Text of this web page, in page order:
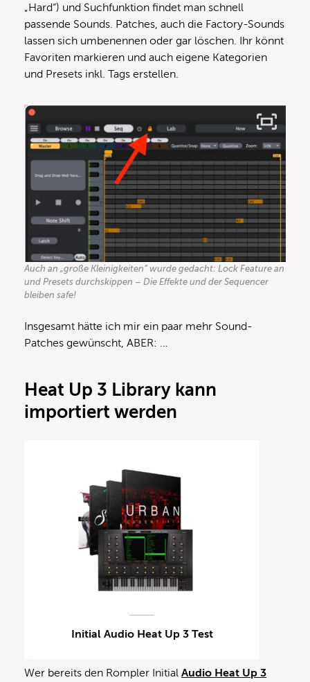
„Hard“) und Suchfunktion findet man schnell
passende Sounds. Patches, auch die Factory-Sounds
lassen sich umbenennen oder gar löschen. Ihr könnt
Favoriten markieren und auch eigene Kategorien
und Presets inkl. Tags erstellen.
Auch an „große Kleinigkeiten“ wurde gedacht: Lock Feature an
und Presets durchskippen – Die Effekte und der Sequencer
bleiben safe!
Insgesamt hätte ich mir ein paar mehr Sound-
Patches gewünscht, ABER: …
Heat Up 3 Library kann
importiert werden
Initial Audio Heat Up 3 Test
Wer bereits den Rompler Initial Audio Heat Up 3